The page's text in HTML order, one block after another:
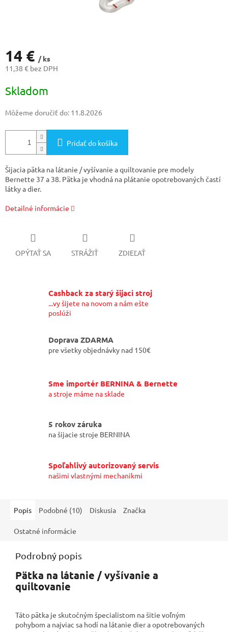
14 € / ks
11,38 € bez DPH
cena:
Skladom
Môžeme doručiť do: 11.8.2026
Pridať do košíka
Šijacia pätka na látanie / vyšívanie a quiltovanie pre modely
Bernette 37 a 38. Pätka je vhodná na plátanie opotrebovaných častí
látky a dier.
Detailné informácie
OPÝTAŤ SA STRÁŽIŤ ZDIEĽAŤ
Cashback za starý šijací stroj
...vy šijete na novom a nám ešte
poslúži
Doprava ZDARMA
pre všetky objednávky nad 150€
Sme importér BERNINA & Bernette
a stroje máme na sklade
5 rokov záruka
na šijacie stroje BERNINA
Spoľahlivý autorizovaný servis
našimi vlastnými mechanikmi
Popis Podobné (10) Diskusia Značka
Ostatné informácie
Podrobný popis
Pätka na látanie / vyšívanie a
quiltovanie
Táto pätka je skutočným špecialistom na šitie voľným
pohybom a najviac sa hodí na látanie dier a opotrebovaných